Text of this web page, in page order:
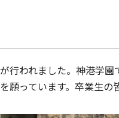
行われました。神港学
っています。卒業生